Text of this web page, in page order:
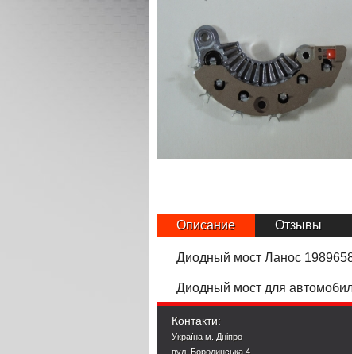
Описание Отзывы
Диодный мост Ланос
Диодный мост для
Контакти:
Україна м. Дніпро
вул. Бородинська 4